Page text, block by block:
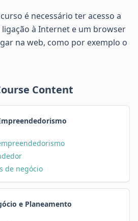
é necessário ter acesso a
à Internet e um browser
na web, como por exemplo o
Content
de negócio
e Planeamento